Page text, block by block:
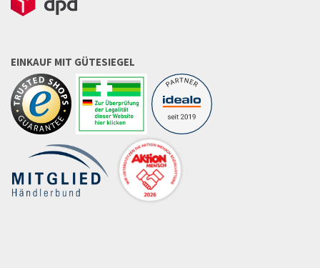
EINKAUF MIT GÜTESIEGEL